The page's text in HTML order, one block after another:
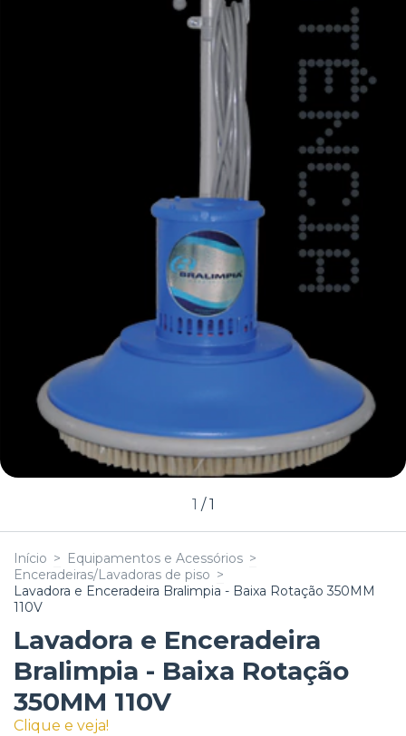
1 / 1
Início > Equipamentos e Acessórios >
Enceradeiras/Lavadoras de piso >
Lavadora e Enceradeira Bralimpia - Baixa Rotação 350MM
110V
Lavadora e Enceradeira
Bralimpia - Baixa Rotação
350MM 110V
Clique e veja!